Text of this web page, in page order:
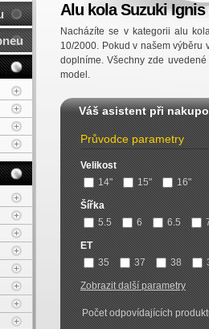
Alu kola Suzuki Ignis
Nacházíte se v kategorii alu
10/2000. Pokud v našem
doplníme. Všechny zde
model.
Váš asistent při
Průvodce parametry
Velikost
14"
15" 16"
Šířka
5.5
6 6.5
ET
35
37 38
Zobrazit další parametry
Počet odpovídajících